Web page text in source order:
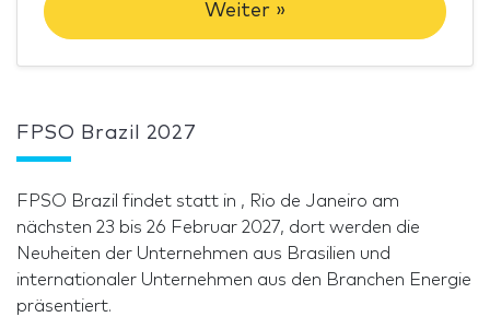
Weiter »
FPSO Brazil 2027
FPSO Brazil findet statt in , Rio de Janeiro am
nächsten 23 bis 26 Februar 2027, dort werden die
Neuheiten der Unternehmen aus Brasilien und
internationaler Unternehmen aus den Branchen Energie
präsentiert.